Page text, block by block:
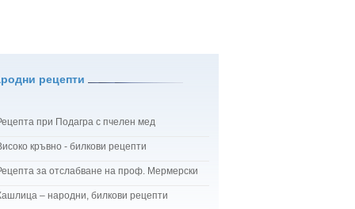
рецепти
при Подагра с пчелен мед
кръвно - билкови рецепти
за отслабване на проф. Мермерски
– народни, билкови рецепти